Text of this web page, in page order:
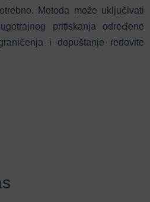
Metoda može uključivati
pritiskanja određene
i dopuštanje redovite